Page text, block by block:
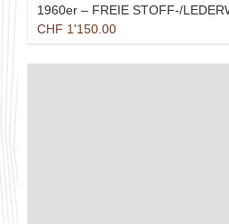
1960er – FREIE STOFF-/
CHF 1'150.00